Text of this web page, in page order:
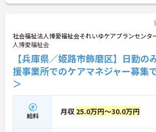
社会福祉法人博愛福祉会それいゆケアプランセンタ
人博愛福祉会
【兵庫県／姫路市飾磨区】日勤
援事業所でのケアマネジャー募集
＞
給料 月収 25.0万円～30.0万円